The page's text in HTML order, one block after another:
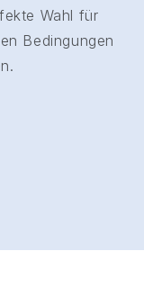
Wahl für
Bedingungen